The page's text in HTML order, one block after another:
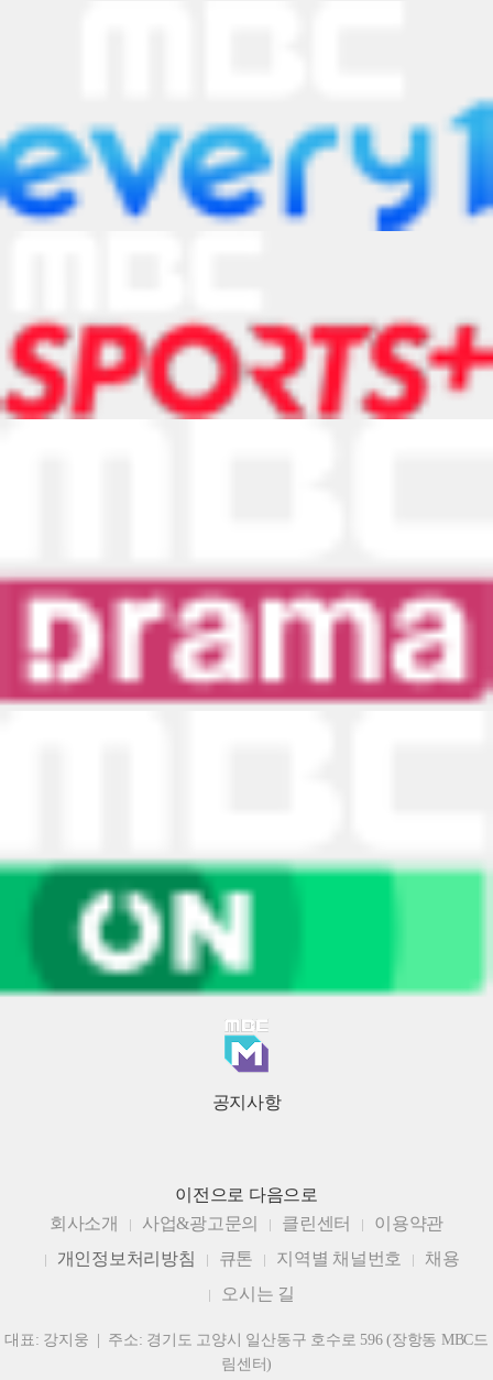
공지사항
이전으로 다음으로
회사소개
사업&광고문의 클린센터
이용약관
개인정보처리방침
큐톤 지역별 채널번호
채용
오시는 길
대표: 강지웅 | 주소: 경기도 고양시 일산동구 호수로 596 (장항동 MBC드
림센터)